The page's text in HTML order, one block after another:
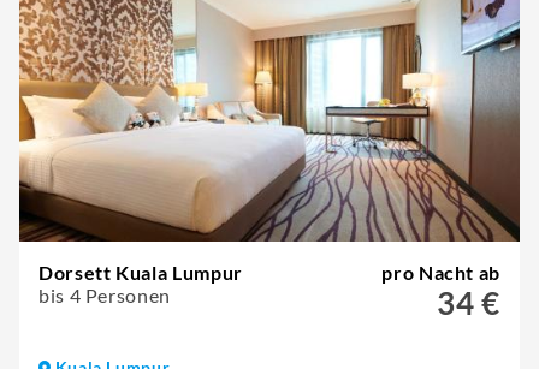
Dorsett Kuala Lumpur
bis 4 Personen
pro Nacht ab
34 €